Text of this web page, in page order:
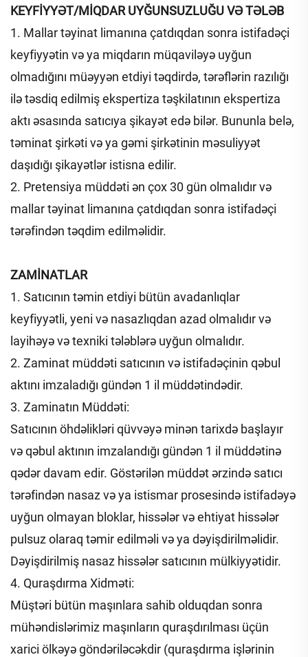
KEYFİYYƏT/MİQDAR UYĞUNSUZLUĞU VƏ TƏLƏB
1. Mallar təyinat limanına çatdıqdan sonra istifadəçi
keyfiyyətin və ya miqdarın müqaviləyə uyğun
olmadığını müəyyən etdiyi təqdirdə, tərəflərin razılığı
ilə təsdiq edilmiş ekspertiza təşkilatının ekspertiza
aktı əsasında satıcıya şikayət edə bilər. Bununla belə,
təminat şirkəti və ya gəmi şirkətinin məsuliyyət
daşıdığı şikayətlər istisna edilir.
2. Pretensiya müddəti ən çox 30 gün olmalıdır və
mallar təyinat limanına çatdıqdan sonra istifadəçi
tərəfindən təqdim edilməlidir.
ZAMİNATLAR
1. Satıcının təmin etdiyi bütün avadanlıqlar
keyfiyyətli, yeni və nasazlıqdan azad olmalıdır və
layihəyə və texniki tələblərə uyğun olmalıdır.
2. Zaminat müddəti satıcının və istifadəçinin qəbul
aktını imzaladığı gündən 1 il müddətindədir.
3. Zaminatın Müddəti:
Satıcının öhdəlikləri qüvvəyə minən tarixdə başlayır
və qəbul aktının imzalandığı gündən 1 il müddətinə
qədər davam edir. Göstərilən müddət ərzində satıcı
tərəfindən nasaz və ya istismar prosesində istifadəyə
uyğun olmayan bloklar, hissələr və ehtiyat hissələr
pulsuz olaraq təmir edilməli və ya dəyişdirilməlidir.
Dəyişdirilmiş nasaz hissələr satıcının mülkiyyətidir.
4. Quraşdırma Xidməti:
Müştəri bütün maşınlara sahib olduqdan sonra
mühəndislərimiz maşınların quraşdırılması üçün
xarici ölkəyə göndəriləcəkdir (quraşdırma işlərinin